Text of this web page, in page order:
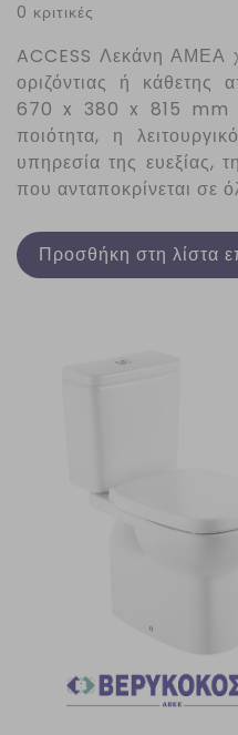
0 κριτικές
ACCESS Λεκάνη ΑΜΕΑ
οριζόντιας ή κάθετης
670 x 380 x 815 mm
ποιότητα, η
υπηρεσία της ευεξίας,
που ανταποκρίνεται σε
Προσθήκη στη λίστα